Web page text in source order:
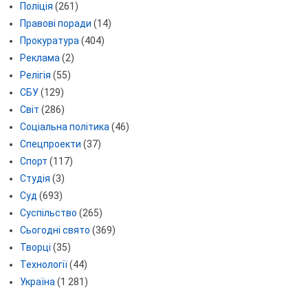
Поліція (261)
Правові поради (14)
Прокуратура(404)
Реклама(2)
Релігія (55)
СБУ(129)
Світ (286)
Соціальна політика(46)
Спецпроекти (37)
Спорт (117)
Студія (3)
Суд (693)
Суспільство (265)
Сьогодні свято (369)
Творці (35)
Технології(44)
Україна(1 281)